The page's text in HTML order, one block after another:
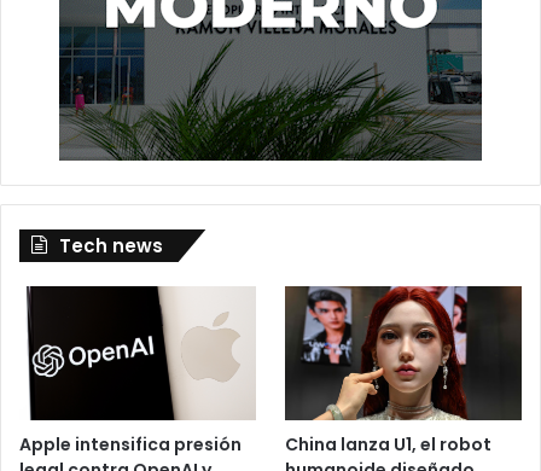
Tech news
Apple intensifica presión
China lanza U1, el robot